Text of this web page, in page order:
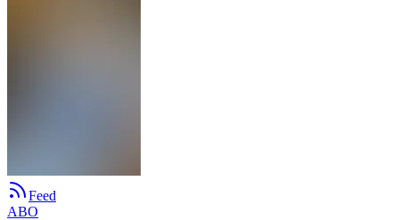
Feed
ABO